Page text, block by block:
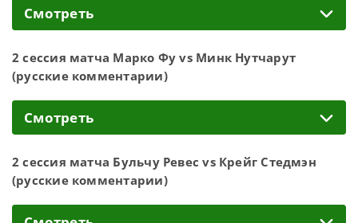
Смотреть
2 сессия матча Марко Фу vs Минк Нутчарут
(русские комментарии)
Смотреть
2 сессия матча Бульчу Ревес vs Крейг Стедмэн
(русские комментарии)